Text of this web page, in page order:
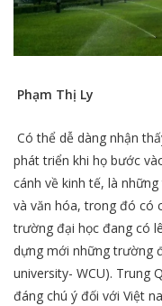
Phạm Thị Ly
Có thể dễ dàng nhận
phát triển khi họ bước
cánh về kinh tế, là
và văn hóa, trong đó có
trường đại học đang có
dựng mới những trường
university- WCU). Trung
đáng chú ý đối với Việt